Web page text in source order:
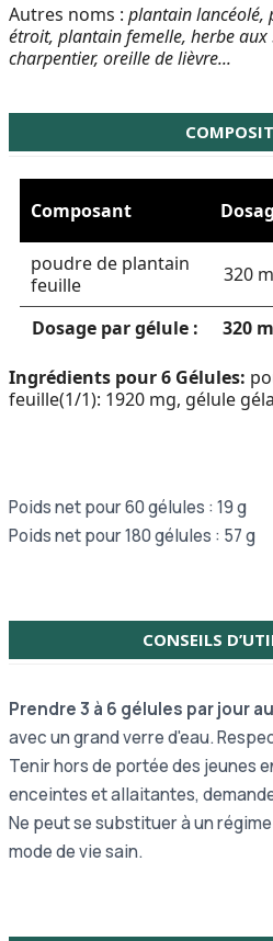
Autres noms : plantain
étroit, plantain femelle, herbe aux
charpentier, oreille de lièvre...
Composant
poudre de plantain
feuille
320
Dosage par gélule : 320
Ingrédients pour 6 Gélules:
feuille(1/1): 1920 mg, gélule
Poids net pour 60 gélules : 19 g
Poids net pour 180 gélules : 57 g
CONSEILS
Prendre 3 à 6 gélules par jour
avec un grand verre d'eau.
Tenir hors de portée des jeunes
enceintes et allaitantes,
Ne peut se substituer à un
mode de vie sain.